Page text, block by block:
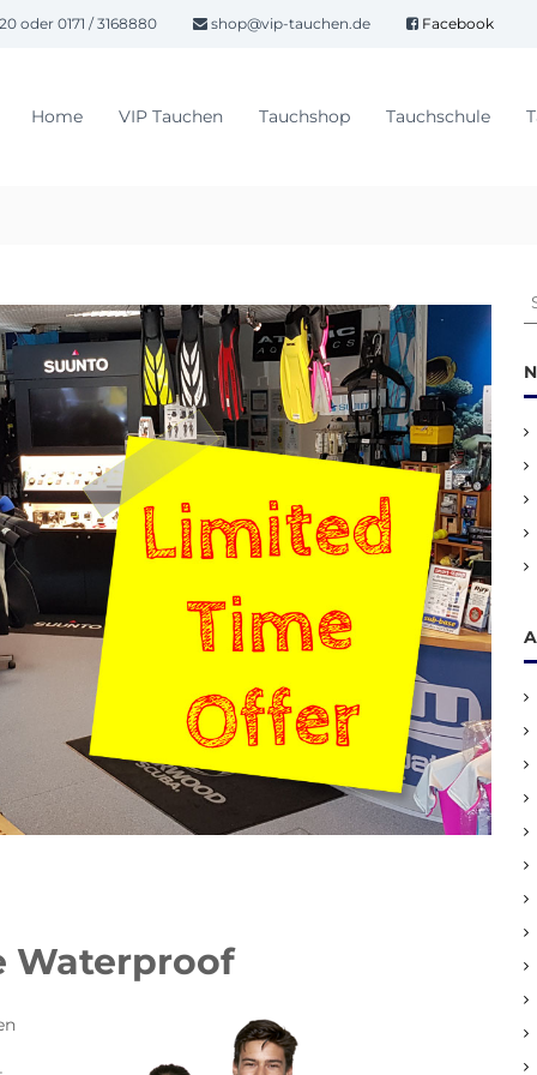
oder 0171 / 3168880 shop@vip-tauchen.de Facebook
Home VIP Tauchen Tauchshop Tauchschule
Waterproof
S
h
e
a
c
h